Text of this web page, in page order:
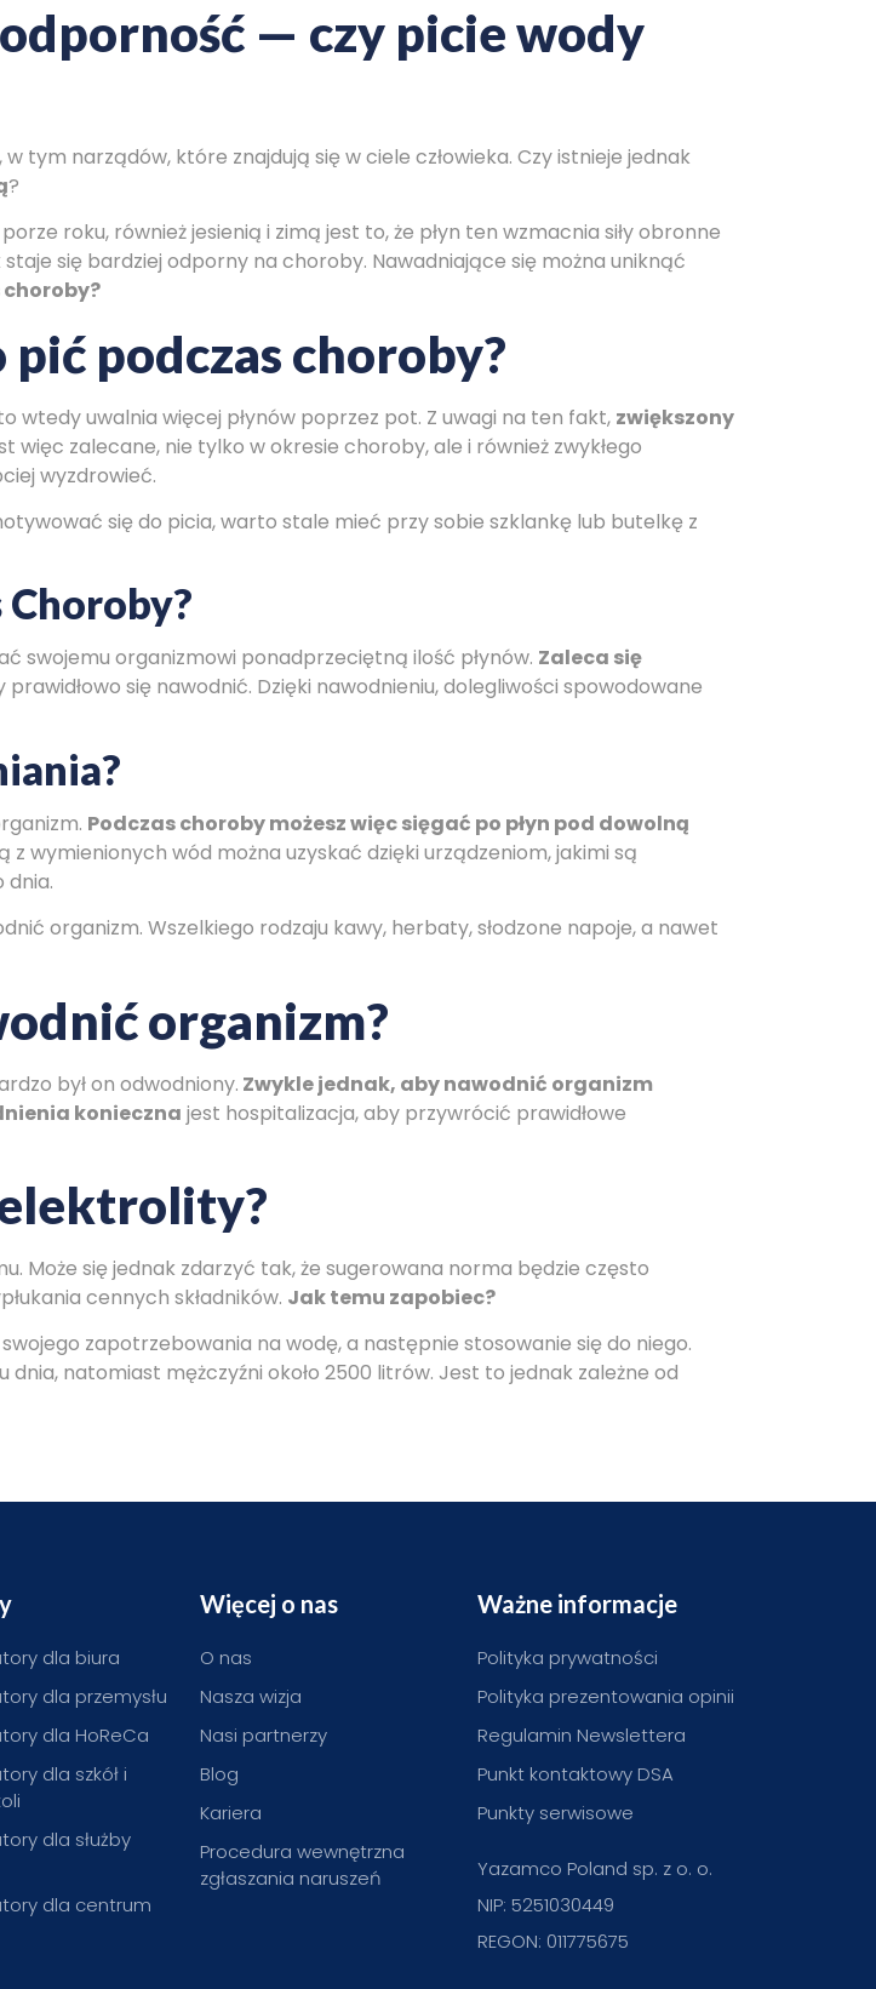
— czy picie wody
tym narządów, które znajdują się w ciele człowieka. Czy istnieje jednak
?
roku, również jesienią i zimą jest to, że płyn ten wzmacnia siły obronne
się bardziej odporny na choroby. Nawadniające się można uniknąć
choroby?
podczas choroby?
wtedy uwalnia więcej płynów poprzez pot. Z uwagi na ten fakt, zwiększony
więc zalecane, nie tylko w okresie choroby, ale i również zwykłego
wyzdrowieć.
się do picia, warto stale mieć przy sobie szklankę lub butelkę z
swojemu organizmowi ponadprzeciętną ilość płynów. Zaleca się
prawidłowo się nawodnić. Dzięki nawodnieniu, dolegliwości spowodowane
Podczas choroby możesz więc sięgać po płyn pod dowolną
z wymienionych wód można uzyskać dzięki urządzeniom, jakimi są
dnia.
organizm. Wszelkiego rodzaju kawy, herbaty, słodzone napoje, a nawet
organizm?
był on odwodniony. Zwykle jednak, aby nawodnić organizm
konieczna jest hospitalizacja, aby przywrócić prawidłowe
Może się jednak zdarzyć tak, że sugerowana norma będzie często
cennych składników. Jak temu zapobiec?
zapotrzebowania na wodę, a następnie stosowanie się do niego.
natomiast mężczyźni około 2500 litrów. Jest to jednak zależne od
dla biura
dla przemysłu
dla HoReCa
dla szkół i
dla służby
dla centrum
Więcej o nas
O nas
Nasza wizja
Nasi partnerzy
Blog
Kariera
Procedura wewnętrzna
zgłaszania naruszeń
Ważne informacje
Polityka prywatności
Polityka prezentowania opinii
Regulamin Newslettera
Punkt kontaktowy DSA
Punkty serwisowe
Yazamco Poland sp. z o. o.
NIP: 5251030449
REGON: 011775675